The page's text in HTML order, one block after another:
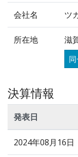
会社名 ツ
所在地 滋
決算情報
発表日
2024年08月16日